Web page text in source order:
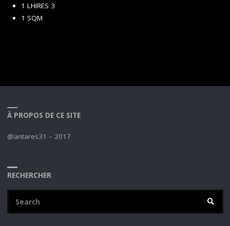
1 LHIRES 3
1 SQM
À PROPOS DE CE SITE
@antares31 – 2017
RECHERCHER